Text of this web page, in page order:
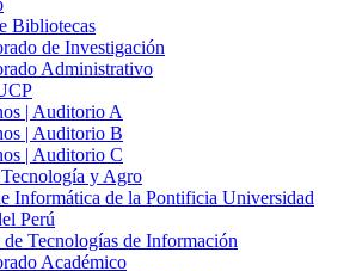
Bibliotecas
de Investigación
Administrativo
| Auditorio A
| Auditorio B
| Auditorio C
y Agro
Informática de la Pontificia Universidad
Perú
Tecnologías de Información
Académico